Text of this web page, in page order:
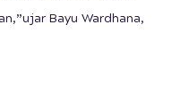
Bayu Wardhana,